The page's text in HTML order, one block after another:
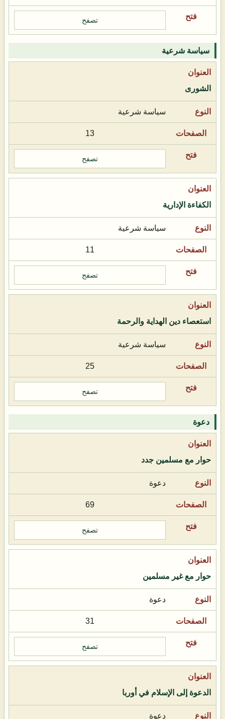
تصفح
سياسة شرعية
الشورى
سياسة شرعية
13
تصفح
الكفاءة الإدارية
سياسة شرعية
11
تصفح
استعصاء دين الهداية والرحمة
سياسة شرعية
25
تصفح
دعوة
حوار مع مسلمين جدد
دعوة
69
تصفح
حوار مع غير مسلمين
دعوة
31
تصفح
الدعوة إلى الإسلام في أوربا
دعوة